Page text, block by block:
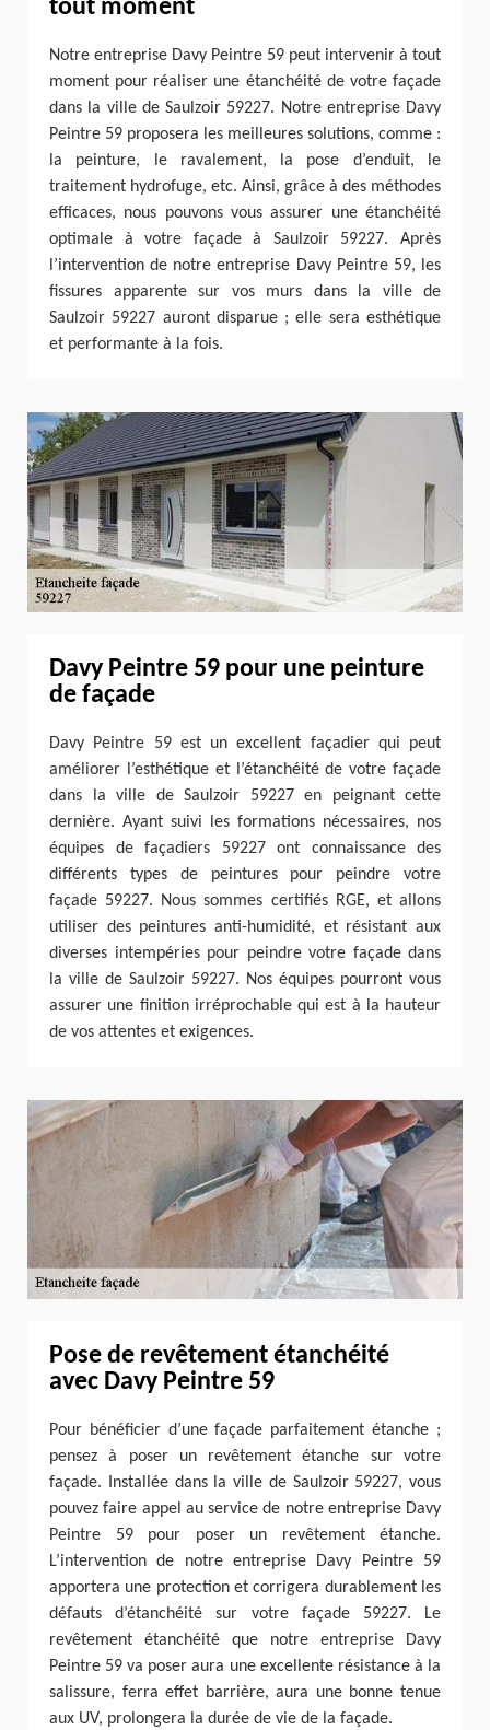
tout moment
Notre entreprise Davy Peintre 59 peut intervenir à tout
moment pour réaliser une étanchéité de votre façade
dans la ville de Saulzoir 59227. Notre entreprise Davy
Peintre 59 proposera les meilleures solutions, comme :
la peinture, le ravalement, la pose d’enduit, le
traitement hydrofuge, etc. Ainsi, grâce à des méthodes
efficaces, nous pouvons vous assurer une étanchéité
optimale à votre façade à Saulzoir 59227. Après
l’intervention de notre entreprise Davy Peintre 59, les
fissures apparente sur vos murs dans la ville de
Saulzoir 59227 auront disparue ; elle sera esthétique
et performante à la fois.
Davy Peintre 59 pour une peinture
de façade
Davy Peintre 59 est un excellent façadier qui peut
améliorer l’esthétique et l’étanchéité de votre façade
dans la ville de Saulzoir 59227 en peignant cette
dernière. Ayant suivi les formations nécessaires, nos
équipes de façadiers 59227 ont connaissance des
différents types de peintures pour peindre votre
façade 59227. Nous sommes certifiés RGE, et allons
utiliser des peintures anti-humidité, et résistant aux
diverses intempéries pour peindre votre façade dans
la ville de Saulzoir 59227. Nos équipes pourront vous
assurer une finition irréprochable qui est à la hauteur
de vos attentes et exigences.
Pose de revêtement étanchéité
avec Davy Peintre 59
Pour bénéficier d’une façade parfaitement étanche ;
pensez à poser un revêtement étanche sur votre
façade. Installée dans la ville de Saulzoir 59227, vous
pouvez faire appel au service de notre entreprise Davy
Peintre 59 pour poser un revêtement étanche.
L’intervention de notre entreprise Davy Peintre 59
apportera une protection et corrigera durablement les
défauts d’étanchéité sur votre façade 59227. Le
revêtement étanchéité que notre entreprise Davy
Peintre 59 va poser aura une excellente résistance à la
salissure, ferra effet barrière, aura une bonne tenue
aux UV, prolongera la durée de vie de la façade.